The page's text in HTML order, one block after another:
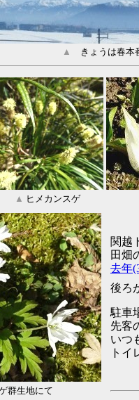
きょうは春本
▲ ヒメカンスゲ
関越
田畑
去年
後ろ
駐車
先客
いつ
トイ
群生地にて